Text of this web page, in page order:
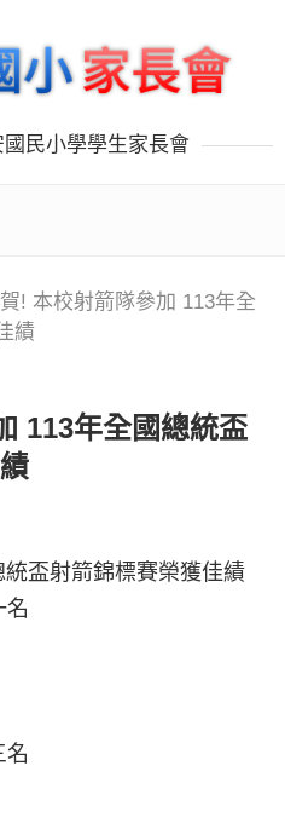
民小學學生家長會
賀! 本校射箭隊參加 113年全
績
113年全國總統盃
盃射箭錦標賽榮獲佳績
名
名